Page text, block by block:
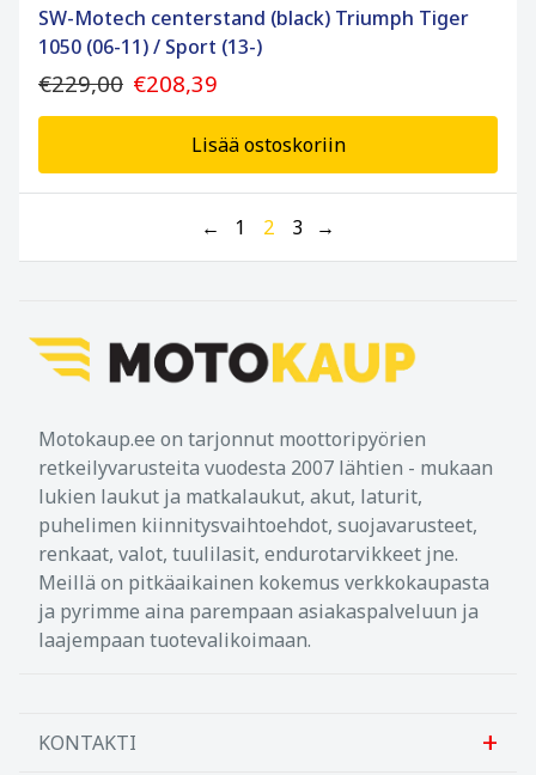
SW-Motech centerstand (black) Triumph Tiger
1050 (06-11) / Sport (13-)
€229,00 €208,39
Lisää ostoskoriin
← 1 2 3 →
Motokaup.ee on tarjonnut moottoripyörien
retkeilyvarusteita vuodesta 2007 lähtien - mukaan
lukien laukut ja matkalaukut, akut, laturit,
puhelimen kiinnitysvaihtoehdot, suojavarusteet,
renkaat, valot, tuulilasit, endurotarvikkeet jne.
Meillä on pitkäaikainen kokemus verkkokaupasta
ja pyrimme aina parempaan asiakaspalveluun ja
laajempaan tuotevalikoimaan.
KONTAKTI